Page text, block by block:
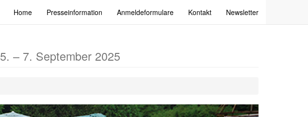
Home Presseinformation Anmeldeformulare Kontakt Newsletter
5. – 7. September 2025